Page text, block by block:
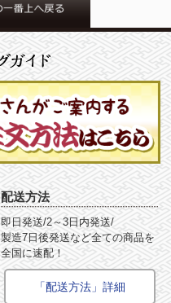
配送方法
即日発送/2～3日内発送/
製造7日後発送など全ての商品を
全国に速配！
「配送方法」詳細